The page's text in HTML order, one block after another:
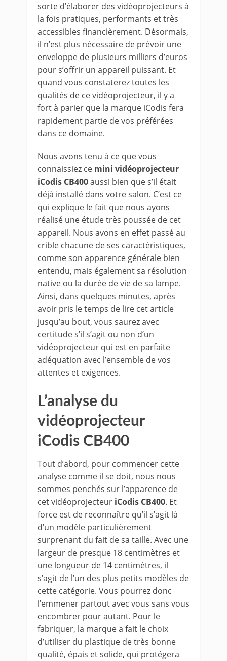
sorte d’élaborer des vidéoprojecteurs à
la fois pratiques, performants et très
accessibles financièrement. Désormais,
il n’est plus nécessaire de prévoir une
enveloppe de plusieurs milliers d’euros
pour s’offrir un appareil puissant. Et
quand vous constaterez toutes les
qualités de ce vidéoprojecteur, il y a
fort à parier que la marque iCodis fera
rapidement partie de vos préférées
dans ce domaine.
Nous avons tenu à ce que vous
connaissiez ce mini vidéoprojecteur
iCodis CB400aussi bien que s’il était
déjà installé dans votre salon. C’est ce
qui explique le fait que nous ayons
réalisé une étude très poussée de cet
appareil. Nous avons en effet passé au
crible chacune de ses caractéristiques,
comme son apparence générale bien
entendu, mais également sa résolution
native ou la durée de vie de sa lampe.
Ainsi, dans quelques minutes, après
avoir pris le temps de lire cet article
jusqu’au bout, vous saurez avec
certitude s’il s’agit ou non d’un
vidéoprojecteur qui est en parfaite
adéquation avec l’ensemble de vos
attentes et exigences.
L’analyse du
vidéoprojecteur
iCodis CB400
Tout d’abord, pour commencer cette
analyse comme il se doit, nous nous
sommes penchés sur l’apparence de
cet vidéoprojecteur iCodis CB400. Et
force est de reconnaître qu’il s’agit là
d’un modèle particulièrement
surprenant du fait de sa taille. Avec une
largeur de presque 18 centimètres et
une longueur de 14 centimètres, il
s’agit de l’un des plus petits modèles de
cette catégorie. Vous pourrez donc
l’emmener partout avec vous sans vous
encombrer pour autant. Pour le
fabriquer, la marque a fait le choix
d’utiliser du plastique de très bonne
qualité, épais et solide, qui protégera